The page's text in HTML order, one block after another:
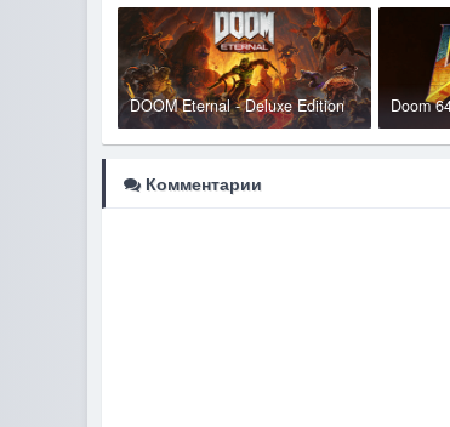
DOOM Eternal - Deluxe Edition Doom
Комментарии